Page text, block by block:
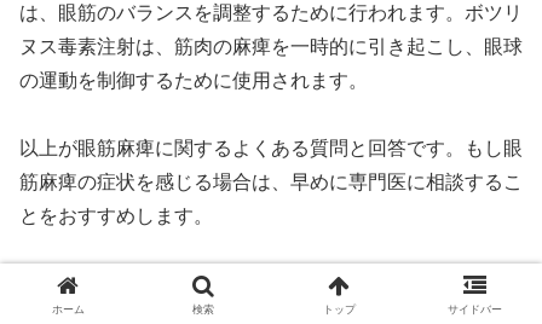
は、眼筋のバランスを調整するために行われます。ボツリ
ヌス毒素注射は、筋肉の麻痺を一時的に引き起こし、眼球
の運動を制御するために使用されます。
以上が眼筋麻痺に関するよくある質問と回答です。もし眼
筋麻痺の症状を感じる場合は、早めに専門医に相談するこ
とをおすすめします。
スポンサーリンク
ホーム 検索 トップ サイドバー